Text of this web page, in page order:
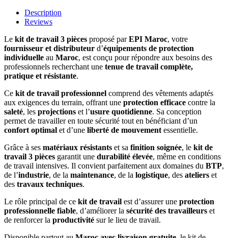
Description
Reviews
Le kit de travail 3 pièces proposé parEPI Maroc, votre
fournisseur et distributeur d’équipements de protection
individuelle au Maroc, est conçu pour répondre aux besoins des
professionnels recherchant une tenue de travail complète,
pratique et résistante.
Ce kit de travail professionnel comprend des vêtements adaptés
aux exigences du terrain, offrant une protection efficace contre la
saleté, les projections et l’usure quotidienne. Sa conception
permet de travailler en toute sécurité tout en bénéficiant d’un
confort optimal et d’une liberté de mouvement essentielle.
Grâce à ses matériaux résistants et sa finition soignée, le kit de
travail 3 pièces garantit une durabilité élevée, même en conditions
de travail intensives. Il convient parfaitement aux domaines du BTP,
de l’industrie, de la maintenance, de la logistique, des ateliers et
des travaux techniques.
Le rôle principal de ce kit de travail est d’assurer une protection
professionnelle fiable, d’améliorer la sécurité des travailleurs et
de renforcer la productivité sur le lieu de travail.